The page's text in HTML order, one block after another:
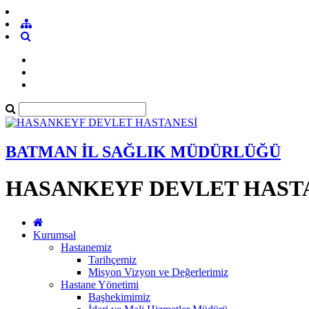
BATMAN İL SAĞLIK MÜDÜRLÜĞÜ
HASANKEYF DEVLET
Kurumsal
Hastanemiz
Tarihçemiz
Misyon Vizyon ve Değerlerimiz
Hastane Yönetimi
Başhekimimiz